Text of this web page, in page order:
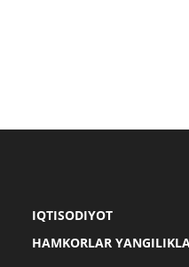
IQTISODIYOT
HAMKORLAR